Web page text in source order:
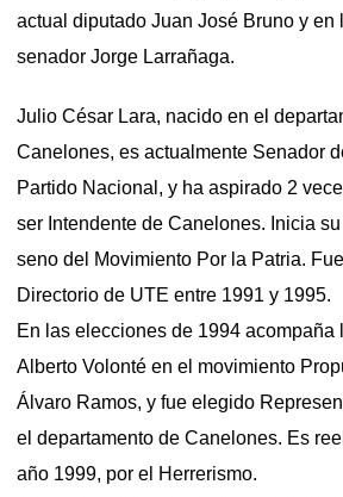
actual diputado Juan José Bruno y en
senador Jorge Larrañaga.
Julio César Lara, nacido en el
Canelones, es actualmente Senador
Partido Nacional, y ha aspirado 2
ser Intendente de Canelones. Inicia
seno del Movimiento Por la Patria.
Directorio de UTE entre 1991 y 1995.
En las elecciones de 1994 acompaña
Alberto Volonté en el movimiento
Álvaro Ramos, y fue elegido
el departamento de Canelones. Es
año 1999, por el Herrerismo.